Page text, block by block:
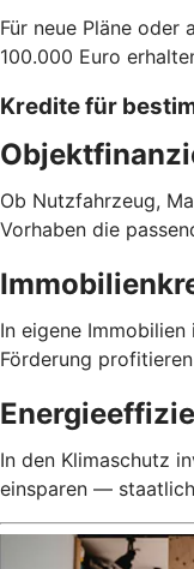
Für neue Pläne oder
100.000 Euro
Kredite für
Ob Nutzfahrzeug,
Vorhaben die
In eigene
Förderung profitieren
In den Klimaschutz
einsparen —